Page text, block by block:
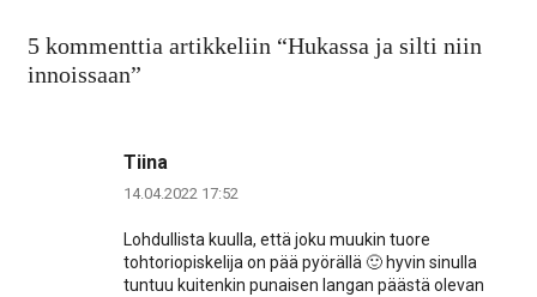
5 kommenttia artikkeliin “Hukassa ja silti niin
innoissaan”
Tiina
14.04.2022 17:52
Lohdullista kuulla, että joku muukin tuore
tohtoriopiskelija on pää pyörällä 🙂 hyvin sinulla
tuntuu kuitenkin punaisen langan päästä olevan